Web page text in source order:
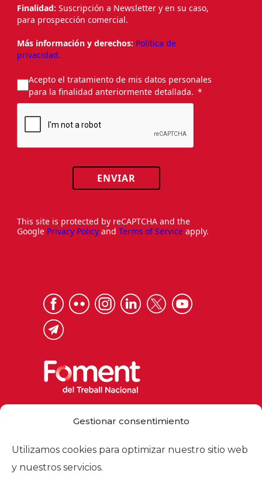
Gestionar consentimiento
Utilizamos cookies para optimizar nuestro sitio web
y nuestros servicios.
Finalidad: Suscripción a Newsletter y en su caso,
para prospección comercial.
Más información y derechos: Política de
privacidad.
Acepto el tratamiento de mis datos personales
para la finalidad anteriormente detallada.
ENVIAR
This site is protected by reCAPTCHA and the
Google Privacy Policy and Terms of Service apply.
foment@foment.com